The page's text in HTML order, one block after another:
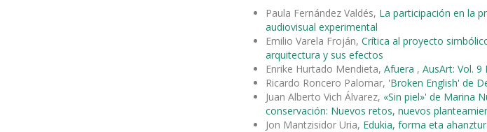
Paula Fernández Valdés, La participación en la
audiovisual experimental
Emilio Varela Froján, Crítica al proyecto
arquitectura y sus efectos
Enrike Hurtado Mendieta, Afuera , AusArt: Vol.
Ricardo Roncero Palomar, 'Broken English' de
Juan Alberto Vich Álvarez, «Sin piel»' de Marina
conservación: Nuevos retos, nuevos
Jon Mantzisidor Uria, Edukia, forma eta